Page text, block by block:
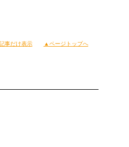
事だけ表示 ▲ページトップへ